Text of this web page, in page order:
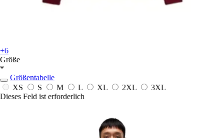
+6
Größe
*
Größentabelle
XS
S M L XL 2XL
3XL
Dieses Feld ist erforderlich